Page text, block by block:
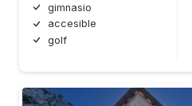
gimnasio
accesible
golf